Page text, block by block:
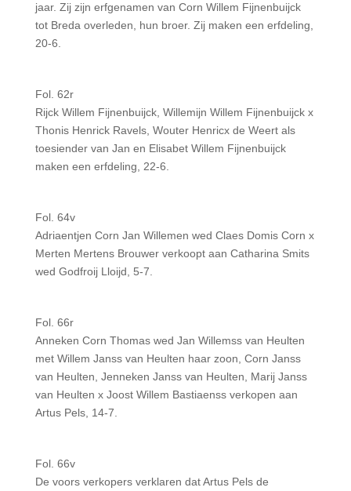
jaar. Zij zijn erfgenamen van Corn Willem Fijnenbuijck
tot Breda overleden, hun broer. Zij maken een erfdeling,
20-6.
Fol. 62r
Rijck Willem Fijnenbuijck, Willemijn Willem Fijnenbuijck x
Thonis Henrick Ravels, Wouter Henricx de Weert als
toesiender van Jan en Elisabet Willem Fijnenbuijck
maken een erfdeling, 22-6.
Fol. 64v
Adriaentjen Corn Jan Willemen wed Claes Domis Corn x
Merten Mertens Brouwer verkoopt aan Catharina Smits
wed Godfroij Lloijd, 5-7.
Fol. 66r
Anneken Corn Thomas wed Jan Willemss van Heulten
met Willem Janss van Heulten haar zoon, Corn Janss
van Heulten, Jenneken Janss van Heulten, Marij Janss
van Heulten x Joost Willem Bastiaenss verkopen aan
Artus Pels, 14-7.
Fol. 66v
De voors verkopers verklaren dat Artus Pels de